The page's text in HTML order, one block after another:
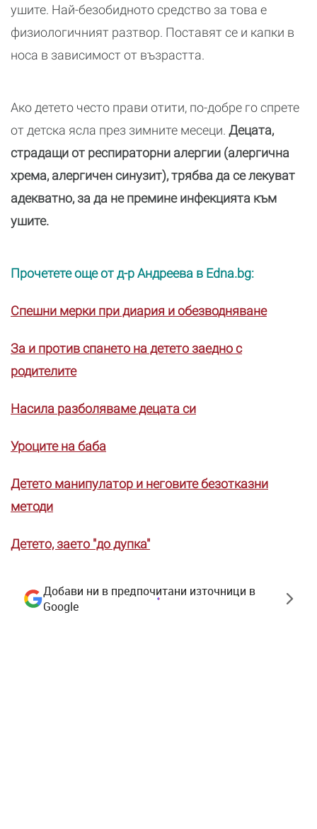
ушите. Най-безобидното средство за това е
физиологичният разтвор. Поставят се и капки в
носа в зависимост от възрастта.
Ако детето често прави отити, по-добре го спрете
от детска ясла през зимните месеци. Децата,
страдащи от респираторни алергии (алергична
хрема, алергичен синузит), трябва да се лекуват
адекватно, за да не премине инфекцията към
ушите.
Прочетете още от д-р Андреева в Edna.bg:
Спешни мерки при диария и обезводняване
За и против спането на детето заедно с
родителите
Насила разболяваме децата си
Уроците на баба
Детето манипулатор и неговите безотказни
методи
Детето, заето "до дупка"
Добави ни в предпочитани източници в
Google